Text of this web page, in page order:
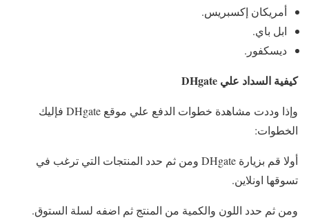
أمريكان إكسبريس.
ابل باي.
ديسكفور.
كيفية السداد علي DHgate
وإذا وددت مشاهدة خطوات الدفع علي موقع DHgate فإليك
الخطوات:
أولا قم بزيارة DHgate ومن ثم حدد المنتجات التي ترغب في
تسوقها اونلاين.
ومن ثم حدد اللون والكمية من المنتج ثم اضفه لسلة الستوق.